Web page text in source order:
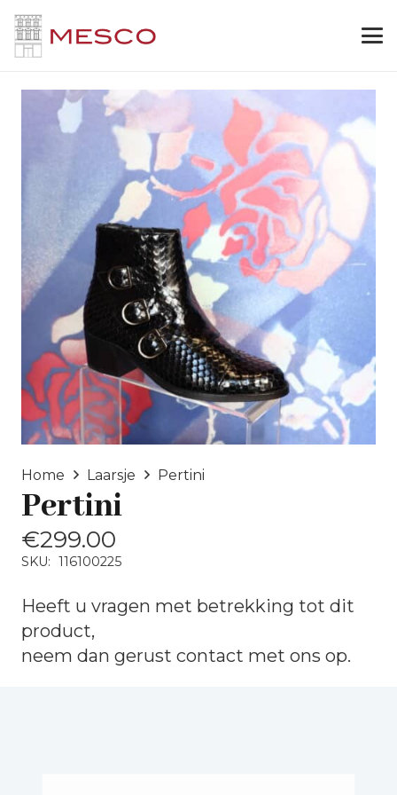
Home Laarsje Pertini
Pertini
€299.00
SKU: 116100225
Heeft u vragen met betrekking tot dit
product,
neem dan gerust contact met ons op.